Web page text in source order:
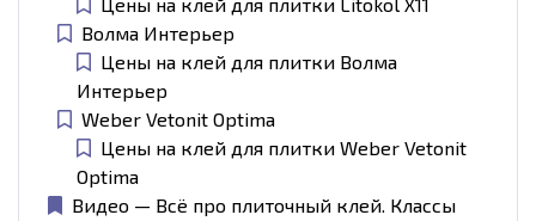
Волма Интерьер
Цены на клей для плитки Волма
Интерьер
Weber Vetonit Optima
Цены на клей для плитки Weber Vetonit
Optima
Видео — Всё про плиточный клей. Классы